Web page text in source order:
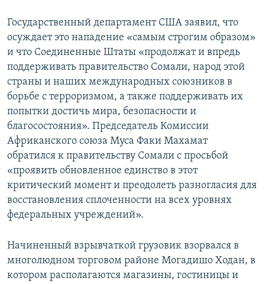
Государственный департамент США заявил, что
осуждает это нападение «самым строгим образом»
и что Соединенные Штаты «продолжат и впредь
поддерживать правительство Сомали, народ этой
страны и наших международных союзников в
борьбе с терроризмом, а также поддерживать их
попытки достичь мира, безопасности и
благосостояния». Председатель Комиссии
Африканского союза Муса Факи Махамат
обратился к правительству Сомали с просьбой
«проявить обновленное единство в этот
критический момент и преодолеть разногласия для
восстановления сплоченности на всех уровнях
федеральных учреждений».
Начиненный взрывчаткой грузовик взорвался в
многолюдном торговом районе Могадишо Ходан, в
котором располагаются магазины, гостиницы и